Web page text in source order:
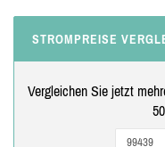
STROMPREISE
Vergleichen Sie jetzt